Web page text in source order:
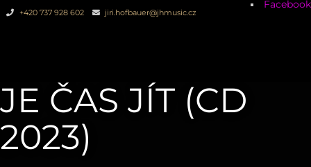
+420 737 928 602 jiri.hofbauer@jhmusic.cz
Facebook
JE ČAS JÍT (CD
2023)